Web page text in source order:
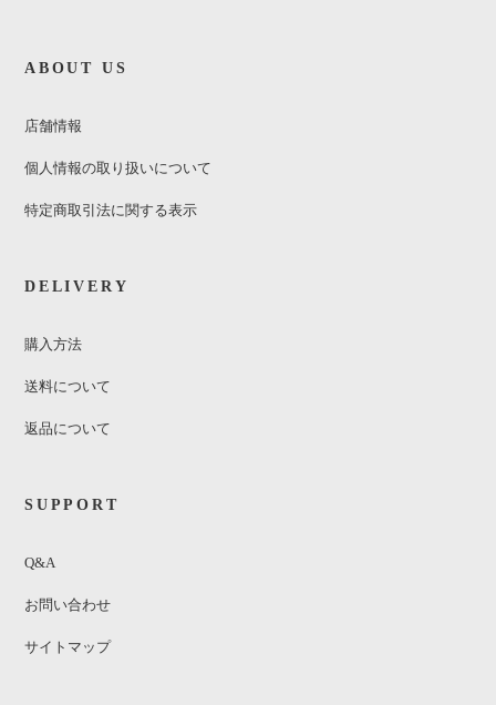
ABOUT US
店舗情報
個人情報の取り扱いについて
特定商取引法に関する表示
DELIVERY
購入方法
送料について
返品について
SUPPORT
Q&A
お問い合わせ
サイトマップ